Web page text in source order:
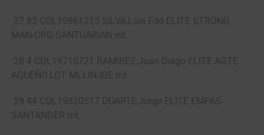
27 83 COL19861215 SILVA,Luis Fdo ELITE STRONG
MAN-ORG SANTUARIAN mt.
28 4 COL19710721 RAMIREZ,Juan Diego ELITE AGTE
AQUEÑO.LOT MLLIN.IDE mt.
29 44 COL19820517 DUARTE,Jorge ELITE EMPAS-
SANTANDER mt.